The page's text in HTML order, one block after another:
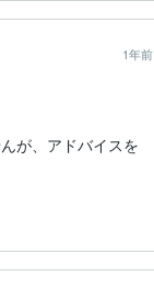
1年前
が、アドバイスを